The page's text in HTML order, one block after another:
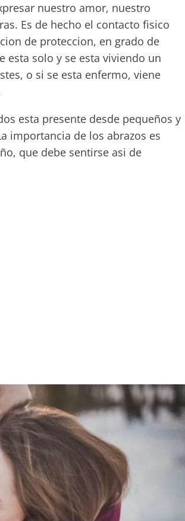
nuestro amor, nuestro
Es de hecho el contacto fisico
de proteccion, en grado de
esta solo y se esta viviendo un
o si se esta enfermo, viene
esta presente desde pequeños y
importancia de los abrazos es
que debe sentirse asi de